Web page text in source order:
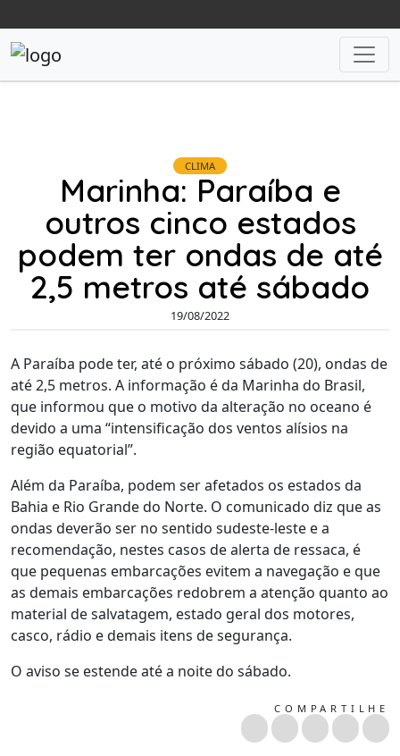
CLIMA
Marinha: Paraíba e
outros cinco estados
podem ter ondas de até
2,5 metros até sábado
19/08/2022
A Paraíba pode ter, até o próximo sábado (20), ondas de
até 2,5 metros. A informação é da Marinha do Brasil,
que informou que o motivo da alteração no oceano é
devido a uma “intensificação dos ventos alísios na
região equatorial”.
Além da Paraíba, podem ser afetados os estados da
Bahia e Rio Grande do Norte. O comunicado diz que as
ondas deverão ser no sentido sudeste-leste e a
recomendação, nestes casos de alerta de ressaca, é
que pequenas embarcações evitem a navegação e que
as demais embarcações redobrem a atenção quanto ao
material de salvatagem, estado geral dos motores,
casco, rádio e demais itens de segurança.
O aviso se estende até a noite do sábado.
COMPARTILHE